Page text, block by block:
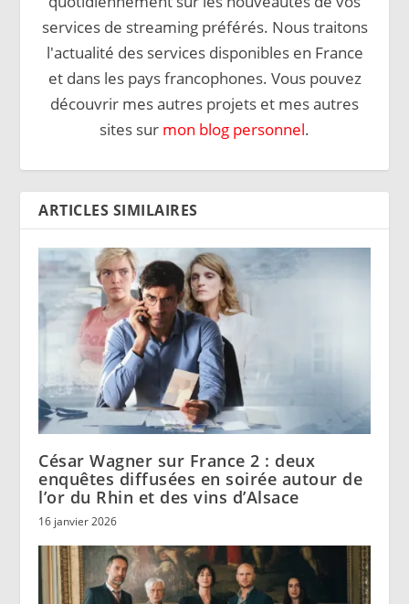
services de streaming préférés. Nous traitons
l'actualité des services disponibles en France
et dans les pays francophones. Vous pouvez
découvrir mes autres projets et mes autres
sites sur mon blog personnel.
ARTICLES SIMILAIRES
César Wagner sur France 2 : deux
enquêtes diffusées en soirée autour de
l’or du Rhin et des vins d’Alsace
16 janvier 2026